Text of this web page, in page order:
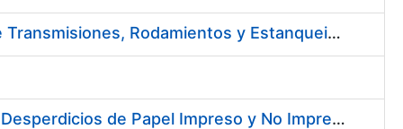
Contratación de Contrato Marco para el Suministro de Material de Transmisiones, Rodamientos y Estanqueidad, Bienio 2018-2019
Contratación de Enajenación y Retirada de Recortes Sobrantes y Desperdicios de Papel Impreso y No Impreso durante 2018